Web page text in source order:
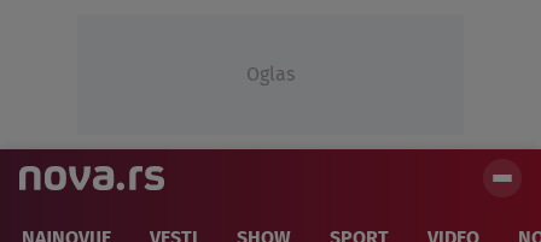
Oglas